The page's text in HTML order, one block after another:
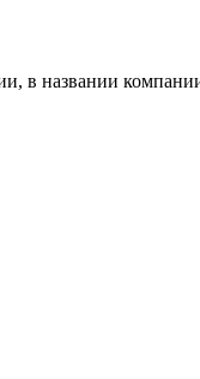
в названии